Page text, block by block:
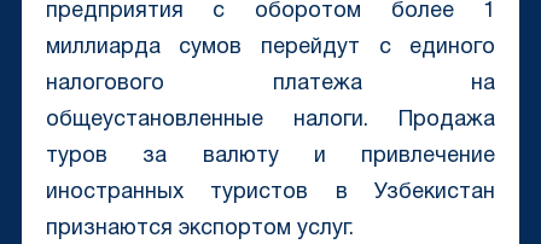
предприятия с оборотом более 1
миллиарда сумов перейдут с единого
налогового платежа на
общеустановленные налоги. Продажа
туров за валюту и привлечение
иностранных туристов в Узбекистан
признаются экспортом услуг.